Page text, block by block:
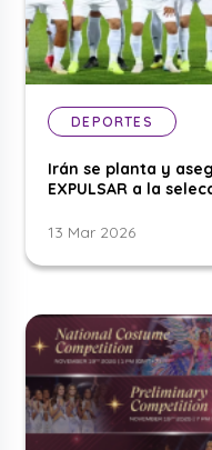
DEPORTES
Irán se planta y
EXPULSAR a la
13 Mar 2026